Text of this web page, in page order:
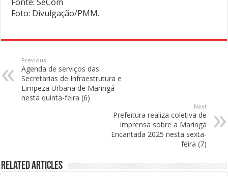
Foto: Divulgação/PMM.
Previous
Agenda de serviços das
Secretarias de Infraestrutura e
Limpeza Urbana de Maringá
nesta quinta-feira (6)
Next
Prefeitura realiza coletiva de
imprensa sobre a Maringá
Encantada 2025 nesta sexta-
feira (7)
Related Articles